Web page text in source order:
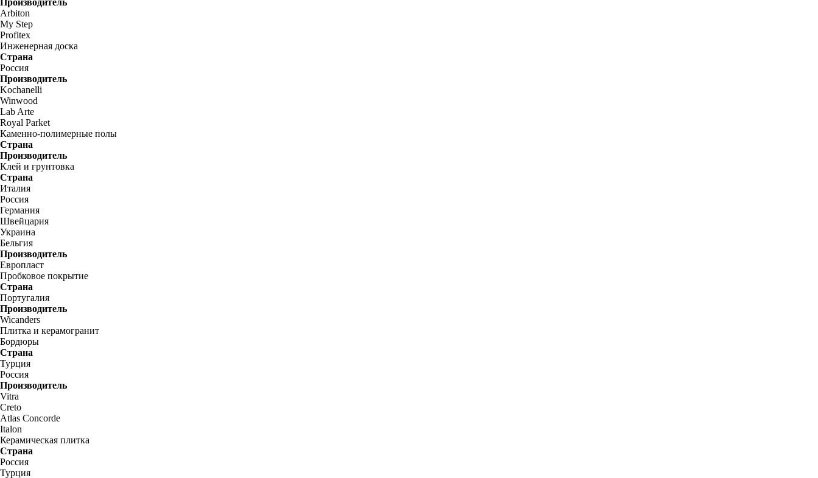
Производитель
Arbiton
My Step
Profitex
Инженерная доска
Страна
Россия
Производитель
Kochanelli
Winwood
Lab Arte
Royal Parket
Каменно-полимерные полы
Страна
Производитель
Клей и грунтовка
Страна
Италия
Россия
Германия
Швейцария
Украина
Бельгия
Производитель
Европласт
Пробковое покрытие
Страна
Португалия
Производитель
Wicanders
Плитка и керамогранит
Бордюры
Страна
Турция
Россия
Производитель
Vitra
Creto
Atlas Concorde
Italon
Керамическая плитка
Страна
Россия
Турция